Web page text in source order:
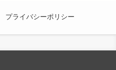
プライバシーポリシー